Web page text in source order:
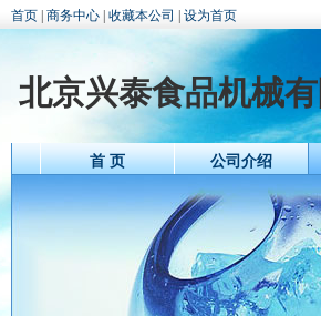
首页 商务中心 收藏本公司 设为首页
北京兴泰食品机械
首 页 公司介绍